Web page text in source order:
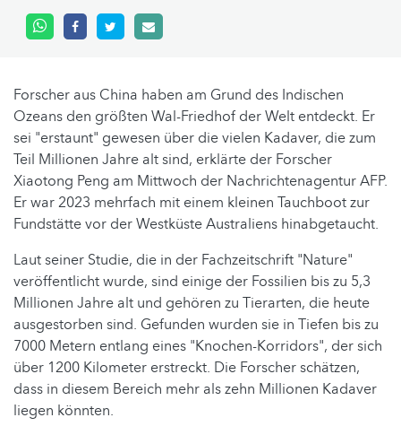
Forscher aus China haben am Grund des Indischen
Ozeans den größten Wal-Friedhof der Welt entdeckt. Er
sei "erstaunt" gewesen über die vielen Kadaver, die zum
Teil Millionen Jahre alt sind, erklärte der Forscher
Xiaotong Peng am Mittwoch der Nachrichtenagentur AFP.
Er war 2023 mehrfach mit einem kleinen Tauchboot zur
Fundstätte vor der Westküste Australiens hinabgetaucht.
Laut seiner Studie, die in der Fachzeitschrift "Nature"
veröffentlicht wurde, sind einige der Fossilien bis zu 5,3
Millionen Jahre alt und gehören zu Tierarten, die heute
ausgestorben sind. Gefunden wurden sie in Tiefen bis zu
7000 Metern entlang eines "Knochen-Korridors", der sich
über 1200 Kilometer erstreckt. Die Forscher schätzen,
dass in diesem Bereich mehr als zehn Millionen Kadaver
liegen könnten.